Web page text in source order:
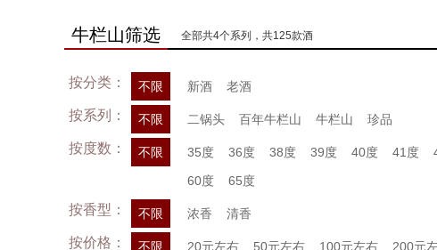
牛栏山筛选 全部共4个系列，共125款酒
按分类： 不限 新酒 老酒
按系列： 不限 二锅头 百年牛栏山 牛栏山 珍品
按度数： 不限 35度 36度 38度 39度 40度 41度
60度
65度
按香型： 不限 浓香 清香
按价格： 不限 20元左右 50元左右 100元左右 200元